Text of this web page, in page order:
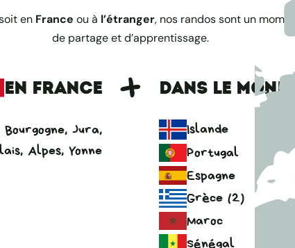
en France ou à l’étranger, nos randos sont un moment
de partage et d’apprentissage.
EN FRANCE
Bourgogne, Jura,
Alpes, Yonne
DANS LE MONDE
Islande
Portugal
Espagne
Grèce (2)
Maroc
Sénégal